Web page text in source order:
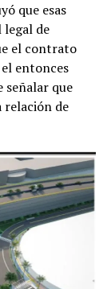
que esas
de
el contrato
entonces
señalar que
de